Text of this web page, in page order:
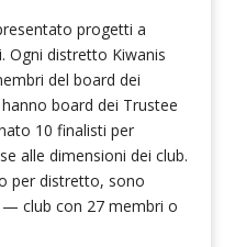
progetti a
Ogni distretto Kiwanis
del board dei
board dei Trustee
10 finalisti per
alle dimensioni dei club.
per distretto, sono
— club con 27 membri o